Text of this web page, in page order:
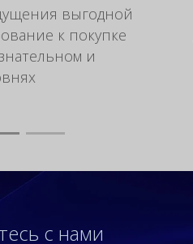
выгодной
к покупке
и
с нами